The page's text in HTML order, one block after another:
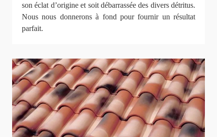
son éclat d’origine et soit débarrassée des divers détritus.
Nous nous donnerons à fond pour fournir un résultat
parfait.